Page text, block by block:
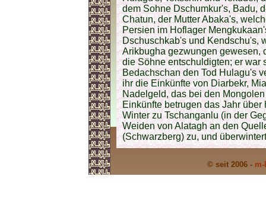
dem Sohne Dschumkur's, Badu,
Chatun, der Mutter Abaka's,
Persien im Hoflager
Dschuschkab's und Kendschu's,
Arikbugha gezwungen gewesen,
die Söhne entschuldigten; er war
Bedachschan den Tod Hulagu's
ihr die Einkünfte von Diarbekr,
Nadelgeld, das bei den
Einkünfte betrugen das Jahr
Winter zu Tschanganlu (in der
Weiden von Alatagh an den
(Schwarzberg) zu, und
© seit 2006 -